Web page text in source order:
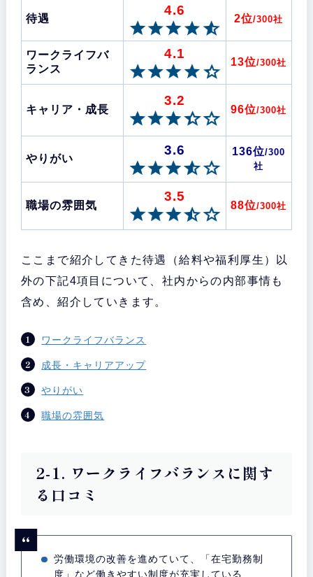
待遇
4.6
2位/300社
ワークライフバ
ランス
4.1
13位/300社
キャリア・成長
3.2
96位/300社
やりがい
3.6 136位/300
社
職場の雰囲気
3.5
88位/300社
ここまで紹介してきた待遇（給料や福利厚生）以
外の下記4項目について、社内からの内部事情も
含め、紹介していきます。
ワークライフバランス
成長・キャリアアップ
やりがい
職場の雰囲気
2-1. ワークライフバランスに関す
る口コミ
労働環境の改善を進めていて、「在宅勤務制
度」など働きやすい制度が充実している